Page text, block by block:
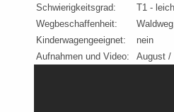
Schwierigkeitsgrad:
T1 -
Wegbeschaffenheit:
Kinderwagengeeignet:
nein
Aufnahmen und Video:
August /